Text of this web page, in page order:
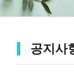
공지사